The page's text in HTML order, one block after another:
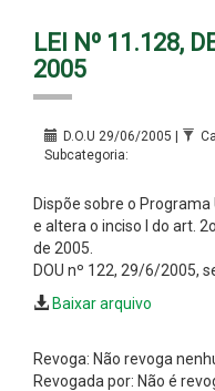
LEI Nº 11.128,
2005
D.O.U 29/06/2005 |
Subcategoria:
Dispõe sobre o Programa
e altera o inciso I do art.
de 2005.
DOU nº 122, 29/6/2005,
Baixar arquivo
Revoga: Não revoga
Revogada por: Não é